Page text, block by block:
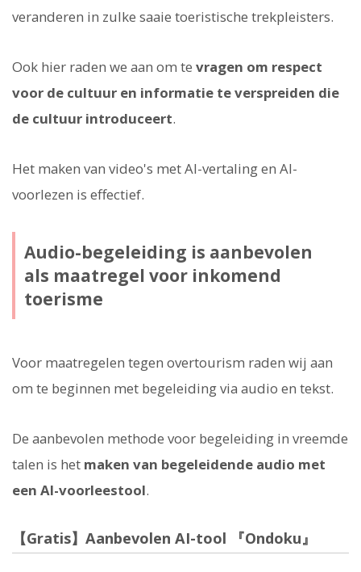
veranderen in zulke saaie toeristische trekpleisters.
Ook hier raden we aan om te vragen om respect
voor de cultuur en informatie te verspreiden die
de cultuur introduceert.
Het maken van video's met AI-vertaling en AI-
voorlezen is effectief.
Audio-begeleiding is aanbevolen
als maatregel voor inkomend
toerisme
Voor maatregelen tegen overtourism raden wij aan
om te beginnen met begeleiding via audio en tekst.
De aanbevolen methode voor begeleiding in vreemde
talen is het maken van begeleidende audio met
een AI-voorleestool.
【Gratis】Aanbevolen AI-tool 『Ondoku』